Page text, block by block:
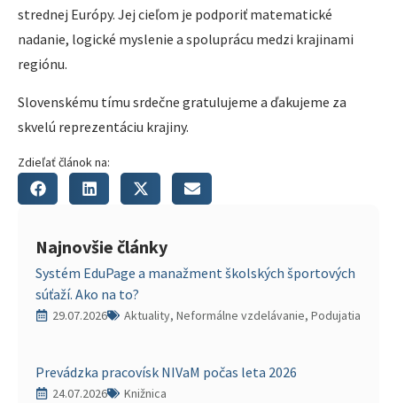
strednej Európy. Jej cieľom je podporiť matematické
nadanie, logické myslenie a spoluprácu medzi krajinami
regiónu.
Slovenskému tímu srdečne gratulujeme a ďakujeme za
skvelú reprezentáciu krajiny.
Zdieľať článok na:
Najnovšie články
Systém EduPage a manažment školských športových
súťaží. Ako na to?
29.07.2026 Aktuality, Neformálne vzdelávanie, Podujatia
Prevádzka pracovísk NIVaM počas leta 2026
24.07.2026 Knižnica